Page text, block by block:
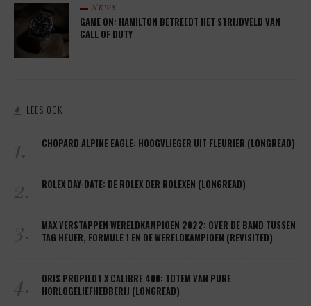
NEWS
GAME ON: HAMILTON BETREEDT HET STRIJDVELD VAN
CALL OF DUTY
LEES OOK
1. CHOPARD ALPINE EAGLE: HOOGVLIEGER UIT FLEURIER (LONGREAD)
2. ROLEX DAY-DATE: DE ROLEX DER ROLEXEN (LONGREAD)
3.
MAX VERSTAPPEN WERELDKAMPIOEN 2022: OVER DE BAND TUSSEN
TAG HEUER, FORMULE 1 EN DE WERELDKAMPIOEN (REVISITED)
4.
ORIS PROPILOT X CALIBRE 400: TOTEM VAN PURE
HORLOGELIEFHEBBERIJ (LONGREAD)